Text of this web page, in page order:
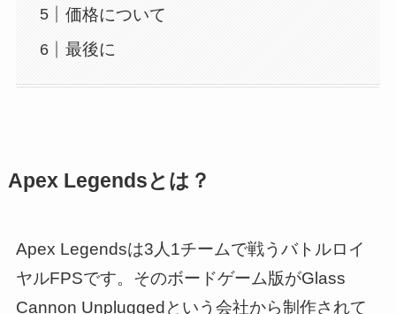
価格について
最後に
Apex Legendsとは？
Apex Legendsは3人1チームで戦うバトルロイ
ヤルFPSです。そのボードゲーム版がGlass
Cannon Unpluggedという会社から制作されて